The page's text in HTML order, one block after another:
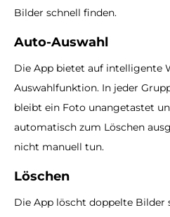
Bilder schnell finden.
Auto-Auswahl
Die App bietet auf intelligente
Auswahlfunktion. In jeder
bleibt ein Foto unangetastet
automatisch zum Löschen
nicht manuell tun.
Löschen
Die App löscht doppelte Bilder